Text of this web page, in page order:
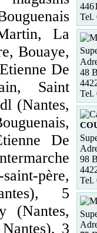
La
Bouaye,
De
Saint
(Nantes,
De
père,
5
(Nantes,
3
Tel.
48
Tel.
98
Tel.